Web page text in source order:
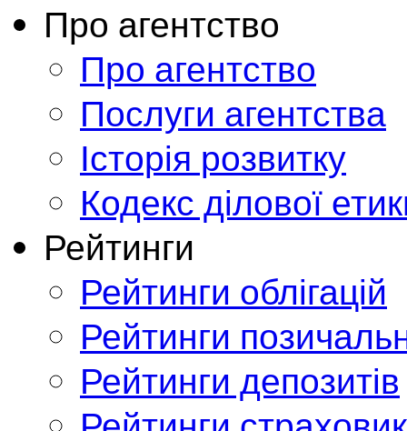
Про агентство
Про агентство
Послуги агентства
Історія розвитку
Кодекс ділової
Рейтинги
Рейтинги облігацій
Рейтинги
Рейтинги депозитів